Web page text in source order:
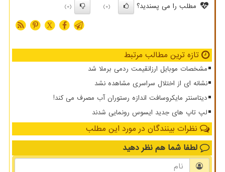
مطلب را می پسندید؟
(0)
(0)
X
تازه ترین مطالب مرتبط
مشخصات موبایل ارزانقیمت ردمی برملا شد
نشانه ای از اختلال سراسری مشاهده نشد
دیتاسنتر مایکروسافت اندازه رستوران آب مصرف می کند!
لپ تاپ های جدید ایسوس رونمایی شدند
نظرات بینندگان در مورد این مطلب
لطفا شما هم نظر دهید